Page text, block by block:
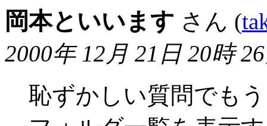
岡本といいます さん (
2000年 12月 21日 20時
恥ずかしい質問でも